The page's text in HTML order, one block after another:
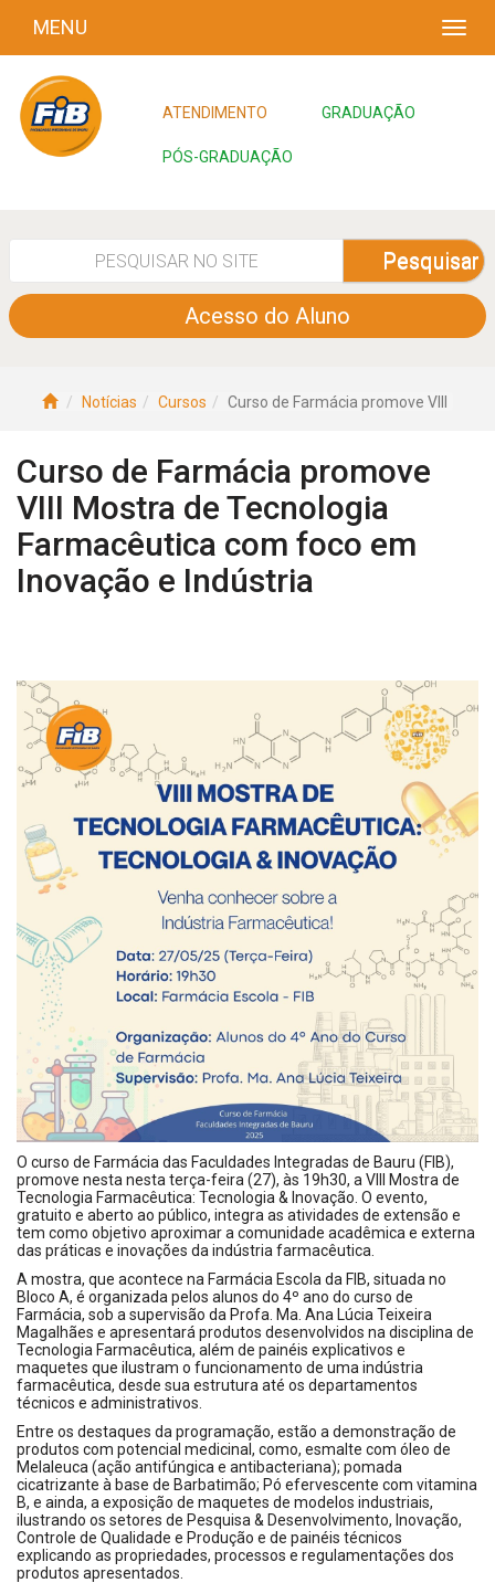
MENU
ATENDIMENTO GRADUAÇÃO
PÓS-GRADUAÇÃO
Pesquisar
Acesso do Aluno
Notícias Cursos Curso de Farmácia promove VIII
Curso de Farmácia promove
VIII Mostra de Tecnologia
Farmacêutica com foco em
Inovação e Indústria
O curso de Farmácia das Faculdades Integradas de Bauru (FIB),
promove nesta nesta terça-feira (27), às 19h30, a VIII Mostra de
Tecnologia Farmacêutica: Tecnologia & Inovação. O evento,
gratuito e aberto ao público, integra as atividades de extensão e
tem como objetivo aproximar a comunidade acadêmica e externa
das práticas e inovações da indústria farmacêutica.
A mostra, que acontece na Farmácia Escola da FIB, situada no
Bloco A, é organizada pelos alunos do 4º ano do curso de
Farmácia, sob a supervisão da Profa. Ma. Ana Lúcia Teixeira
Magalhães e apresentará produtos desenvolvidos na disciplina de
Tecnologia Farmacêutica, além de painéis explicativos e
maquetes que ilustram o funcionamento de uma indústria
farmacêutica, desde sua estrutura até os departamentos
técnicos e administrativos.
Entre os destaques da programação, estão a demonstração de
produtos com potencial medicinal, como, esmalte com óleo de
Melaleuca (ação antifúngica e antibacteriana); pomada
cicatrizante à base de Barbatimão; Pó efervescente com vitamina
B, e ainda, a exposição de maquetes de modelos industriais,
ilustrando os setores de Pesquisa & Desenvolvimento, Inovação,
Controle de Qualidade e Produção e de painéis técnicos
explicando as propriedades, processos e regulamentações dos
produtos apresentados.